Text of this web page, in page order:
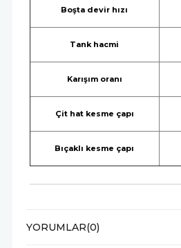
Boşta devir hızı
Tank hacmi
Karışım oranı
Çit hat kesme çapı
Bıçaklı kesme çapı
YORUMLAR(0)